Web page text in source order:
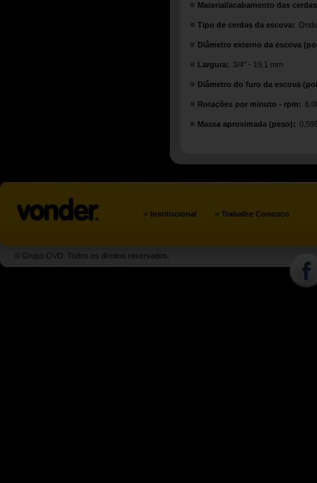
Material/acabamento das
Tipo de cerdas da escova:
Diâmetro externo da escova
Largura: 3/4" - 19,1 mm
Diâmetro do furo da escova
Rotações por minuto - rpm:
Massa aproximada (peso):
» Institucional » Trabalhe Conosco
© Grupo OVD. Todos os direitos reservados.